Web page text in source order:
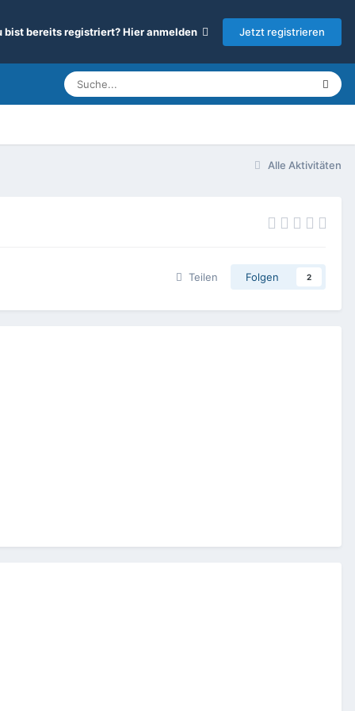
bist bereits registriert? Hier anmelden Jetzt registrieren
Alle Aktivitäten
Teilen Folgen 2